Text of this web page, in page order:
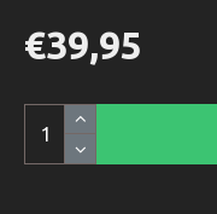
€39,95